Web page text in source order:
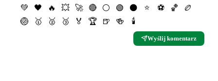
💚
🖤 🔥 💥 🚀 🔴 ⚪️ 🟢 ⚫️ ⭐️ ⚽️ 🏀
🏉
🏐
🥇 🥈 🥉 🏅 🏆 🍺 🍻 🕯
Wyślij komentarz